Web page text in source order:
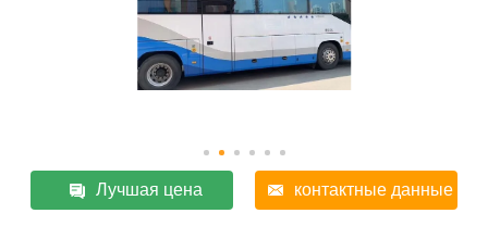
Лучшая цена контактные данные